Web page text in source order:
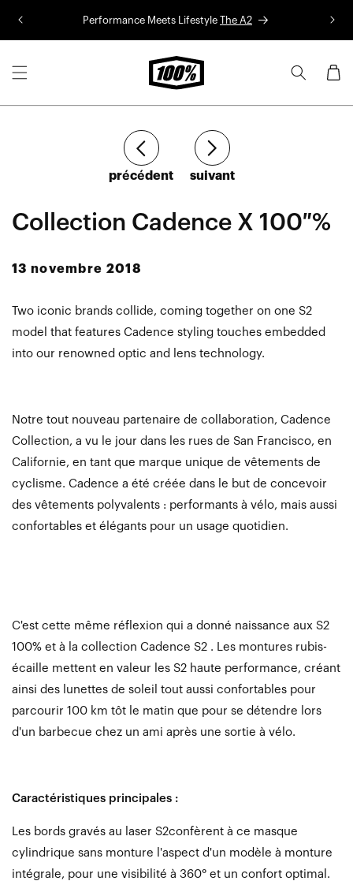
Performance Meets Lifestyle The A2
Panier
Collection Cadence X 100 %
13 novembre 2018
Article
précédent Article
suivant
Two iconic brands collide, coming together on one S2
model that features Cadence styling touches embedded
into our renowned optic and lens technology.
Notre tout nouveau partenaire de collaboration, Cadence
Collection, a vu le jour dans les rues de San Francisco, en
Californie, en tant que marque unique de vêtements de
cyclisme. Cadence a été créée dans le but de concevoir
des vêtements polyvalents : performants à vélo, mais aussi
confortables et élégants pour un usage quotidien.
C'est cette même réflexion qui a donné naissance aux S2
100% et à la collection Cadence S2 .
Les montures rubis-
écaille mettent en valeur les S2 haute performance, créant
ainsi des lunettes de soleil tout aussi confortables pour
parcourir 100 km tôt le matin que pour se détendre lors
d'un barbecue chez un ami après une sortie à vélo.
Caractéristiques principales :
Les bords gravés au laser S2confèrent à ce masque
cylindrique sans monture l'aspect d'un modèle à monture
intégrale, pour une visibilité à 360° et un confort optimal.